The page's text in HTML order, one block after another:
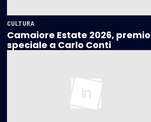
CULTURA
Camaiore Estate 2026, premio
speciale a Carlo Conti